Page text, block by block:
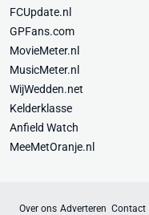
FCUpdate.nl
GPFans.com
MovieMeter.nl
MusicMeter.nl
WijWedden.net
Kelderklasse
Anfield Watch
MeeMetOranje.nl
Over ons Adverteren Contact